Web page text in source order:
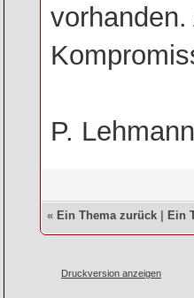
P. Lehmann
« Ein Thema zurück Ein
Druckversion anzeigen